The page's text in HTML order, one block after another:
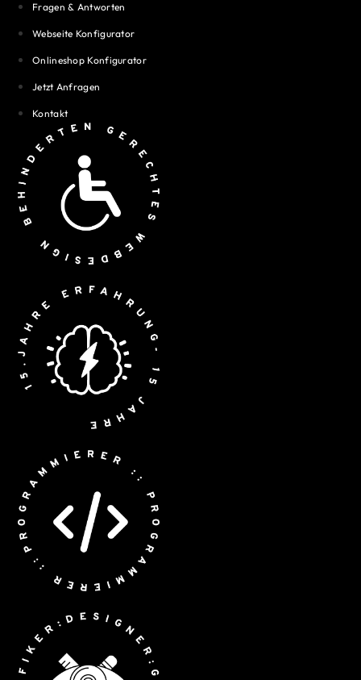
Fragen & Antworten
Webseite Konfigurator
Onlineshop Konfigurator
Jetzt Anfragen
Kontakt